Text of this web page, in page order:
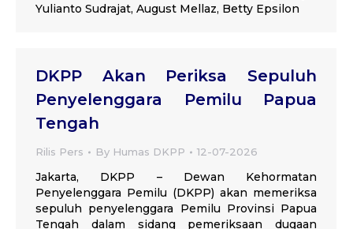
Yulianto Sudrajat, August Mellaz, Betty Epsilon
DKPP Akan Periksa Sepuluh
Penyelenggara Pemilu Papua
Tengah
Rilis Pers By Humas DKPP 12-07-2026
Jakarta, DKPP – Dewan Kehormatan
Penyelenggara Pemilu (DKPP) akan memeriksa
sepuluh penyelenggara Pemilu Provinsi Papua
Tengah dalam sidang pemeriksaan dugaan